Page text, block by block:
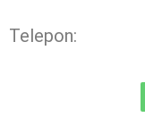
Telepon: